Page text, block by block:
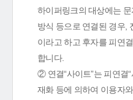
하이퍼링크의 대상에는
방식 등으로 연결된 경우,
이라고 하고 후자를 피연
합니다.
② 연결“사이트”는 피연결
재화 등에 의하여 이용자